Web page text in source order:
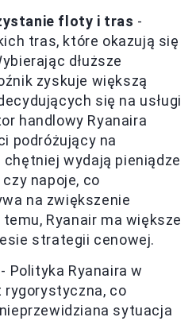
floty i tras -
tras, które okazują się
dłuższe
zyskuje większą
się na usługi
handlowy Ryanaira
podróżujący na
wydają pieniądze
napoje, co
na zwiększenie
Ryanair ma większe
strategii cenowej.
- Polityka Ryanaira w
rygorystyczna, co
sytuacja